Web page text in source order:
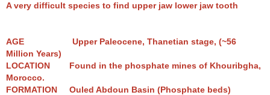
A very difficult species to find upper jaw lower jaw tooth
AGE
Upper Paleocene, Thanetian stage, (~56
Million Years)
LOCATION
Found in the phosphate mines of Khouribgha,
Morocco.
FORMATION Ouled Abdoun Basin (Phosphate beds)